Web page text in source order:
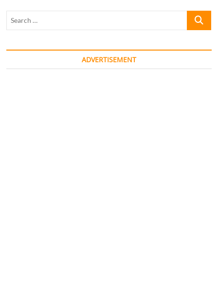
Search
ADVERTISEMENT